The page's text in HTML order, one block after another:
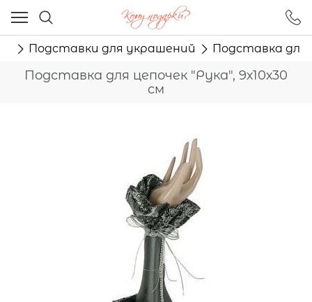
Подставки для украшений Подставка для
Подставка для цепочек "Рука", 9х10х30
см
Ваш город - Москва,
угадали?
ДА НЕТ